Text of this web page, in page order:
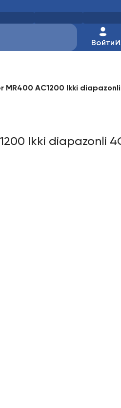
Войти
MR400 AC1200 Ikki
Ikki diapazonli